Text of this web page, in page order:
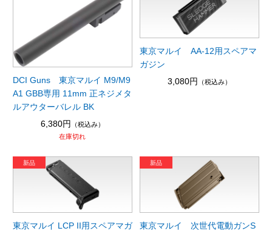
DCI Guns 東京マルイ M9/M9
A1 GBB専用 11mm 正ネジメタ
ルアウターバレル BK
6,380円
（税込み）
在庫切れ
東京マルイ AA-12用スペアマ
ガジン
3,080円
（税込み）
東京マルイ LCP II用スペアマガ
東京マルイ 次世代電動ガンS